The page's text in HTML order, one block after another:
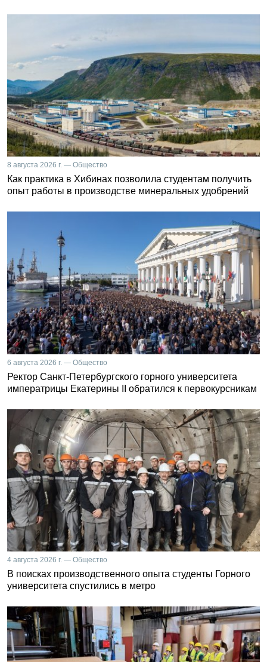
8 августа 2026 г. — Общество
Как практика в Хибинах позволила студентам получить
опыт работы в производстве минеральных удобрений
6 августа 2026 г. — Общество
Ректор Санкт-Петербургского горного университета
императрицы Екатерины II обратился к первокурсникам
4 августа 2026 г. — Общество
В поисках производственного опыта студенты Горного
университета спустились в метро